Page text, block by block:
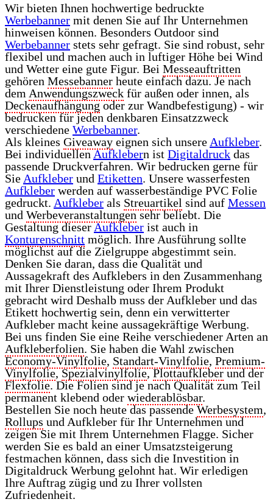
Wir bieten Ihnen hochwertige bedruckte
Werbebanner mit denen Sie auf Ihr Unternehmen
hinweisen können. Besonders Outdoor sind
Werbebanner stets sehr gefragt. Sie sind robust, sehr
flexibel und machen auch in luftiger Höhe bei Wind
und Wetter eine gute Figur. Bei Messeauftritten
gehören Messebanner heute einfach dazu. Je nach
dem Anwendungszweck für außen oder innen, als
Deckenaufhängungoder zur Wandbefestigung) - wir
bedrucken für jeden denkbaren Einsatzzweck
verschiedene Werbebanner.
Als kleines Giveaway eignen sich unsere Aufkleber.
Bei individuellenAufklebern ist Digitaldruck das
passende Druckverfahren. Wir bedrucken gerne für
Sie Aufkleber und Etiketten. Unsere wasserfesten
Aufkleber werden auf wasserbeständige PVC Folie
gedruckt. Aufkleber als Streuartikel sind auf Messen
und Werbeveranstaltungensehr beliebt. Die
Gestaltung dieserAufkleber ist auch in
Konturenschnitt möglich. Ihre Ausführung sollte
möglichst auf die Zielgruppe abgestimmt sein.
Denken Sie daran, dass die Qualität und
Aussagekraft des Aufklebers in den Zusammenhang
mit Ihrer Dienstleistung oder Ihrem Produkt
gebracht wird Deshalb muss der Aufkleber und das
Etikett hochwertig sein, denn ein verwitterter
Aufkleber macht keine aussagekräftige Werbung.
Bei uns finden Sie eine Reihe verschiedener Arten an
Aufkleberfolien. Sie haben die Wahl zwischen
Economy-Vinylfolie, Standart-Vinylfolie, Premium-
Vinylfolie,Spezialvinylfolie,Plottaufkleberund der
Flexfolie. Die Folien sind je nach Qualität zum Teil
permanent klebend oder wiederablösbar.
Bestellen Sie noch heute das passendeWerbesystem,
Rollups und Aufkleber für Ihr Unternehmen und
zeigen Sie mit Ihrem Unternehmen Flagge. Sicher
werden Sie es bald an einer Umsatzsteigerung
festmachen können, dass sich die Investition in
Digitaldruck Werbung gelohnt hat. Wir erledigen
Ihre Auftrag zügig und zu Ihrer vollsten
Zufriedenheit.